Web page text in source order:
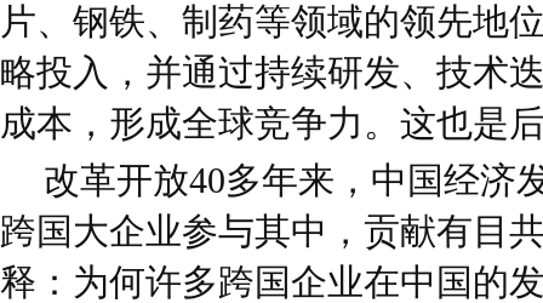
片、钢铁、制药等领域的领先地
略投入，并通过持续研发、技术
成本，形成全球竞争力。这也是
改革开放40多年来，中国经济
跨国大企业参与其中，贡献有目
释：为何许多跨国企业在中国的